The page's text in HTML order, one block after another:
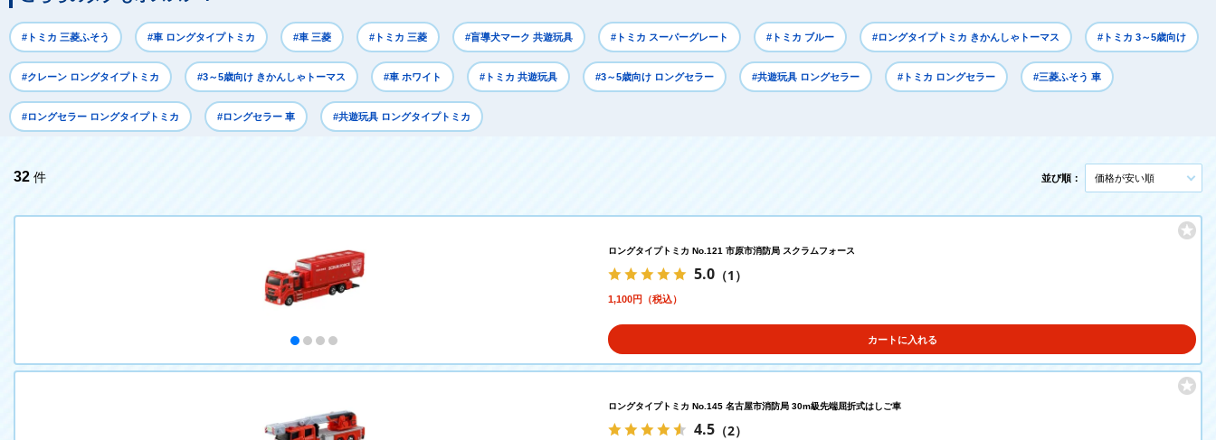
#トミカ 三菱ふそう #車 ロングタイプトミカ #車 三菱 #トミカ 三菱 #盲導犬マーク 共遊玩具 #トミカ スーパーグレート #トミカ ブルー #ロングタイプトミカ きかんしゃトーマス #トミカ 3～5歳向け
#クレーン ロングタイプトミカ #3～5歳向け きかんしゃトーマス #車 ホワイト #トミカ 共遊玩具 #3～5歳向け ロングセラー #共遊玩具 ロングセラー #トミカ ロングセラー #三菱ふそう 車
#ロングセラー ロングタイプトミカ #ロングセラー 車 #共遊玩具 ロングタイプトミカ
32 件 並び順： 価格が安い順
ロングタイプトミカ No.121 市原市消防局 スクラムフォース
5.0 （1）
1,100円（税込）
カートに入れる
ロングタイプトミカ No.145 名古屋市消防局 30m級先端屈折式はしご車
4.5 （2）